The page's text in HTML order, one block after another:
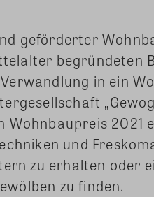
geförderter
begründeten
in ein
Wohnbaupreis 2021
und
zu erhalten oder
zu finden.